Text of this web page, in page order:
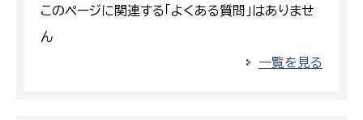
このページに関連する「よくある質問」はありませ
ん
一覧を見る